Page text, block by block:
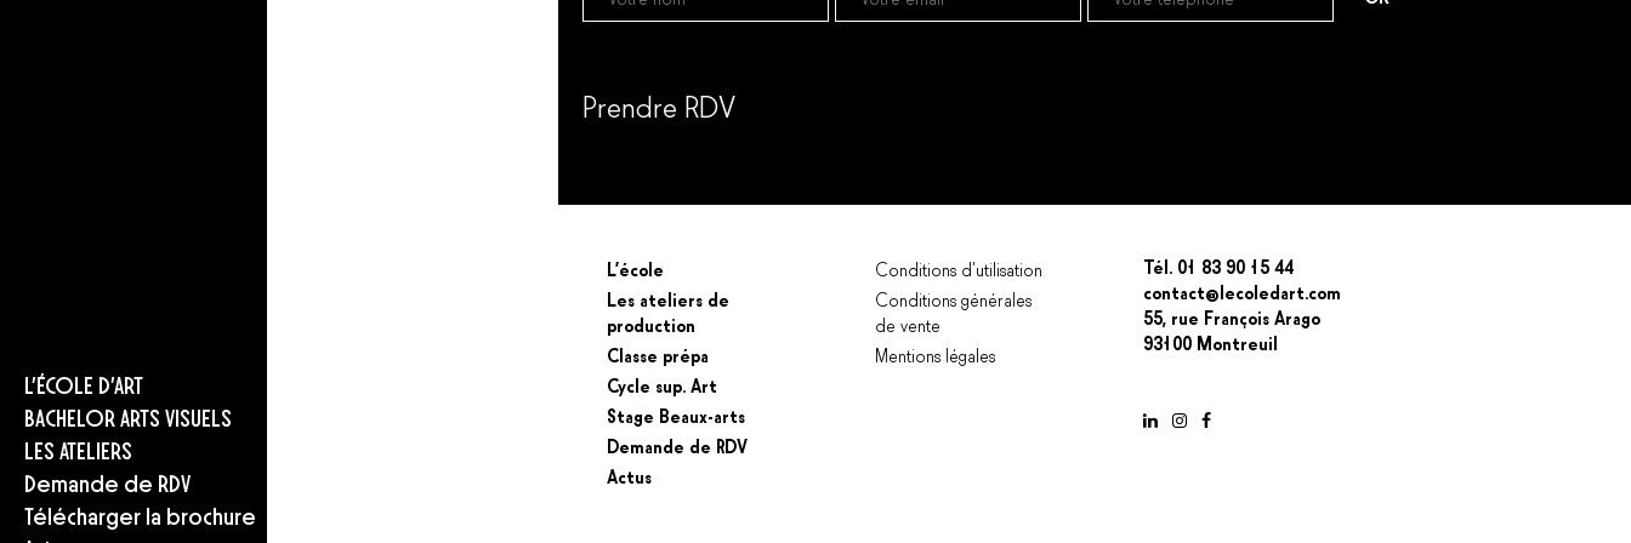
L’ÉCOLE D’ART
BACHELOR ARTS VISUELS
LES ATELIERS
Demande de RDV
Télécharger la brochure
Prendre RDV
L’école
Les ateliers de
production
Classe prépa
Cycle sup. Art
Stage Beaux-arts
Demande de RDV
Actus
Conditions d’utilisation
Conditions générales
de vente
Mentions légales
Tél. 01 83 90 15 44
contact@lecoledart.com
55, rue François Arago
93100 Montreuil
LinkedInInstagram
Facebook